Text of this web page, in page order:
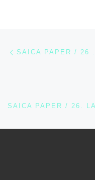
Parcourir les